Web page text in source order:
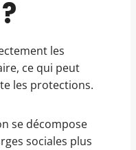
les
ce qui peut
les protections.
se décompose
sociales plus